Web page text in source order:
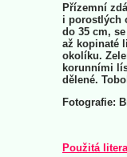
Přízemní
i porostlých
do 35 cm,
až kopinaté
okolíku.
korunními
dělené.
Fotografie:
Použitá